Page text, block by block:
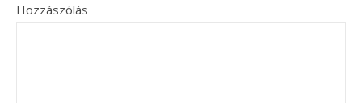
Hozzászólás